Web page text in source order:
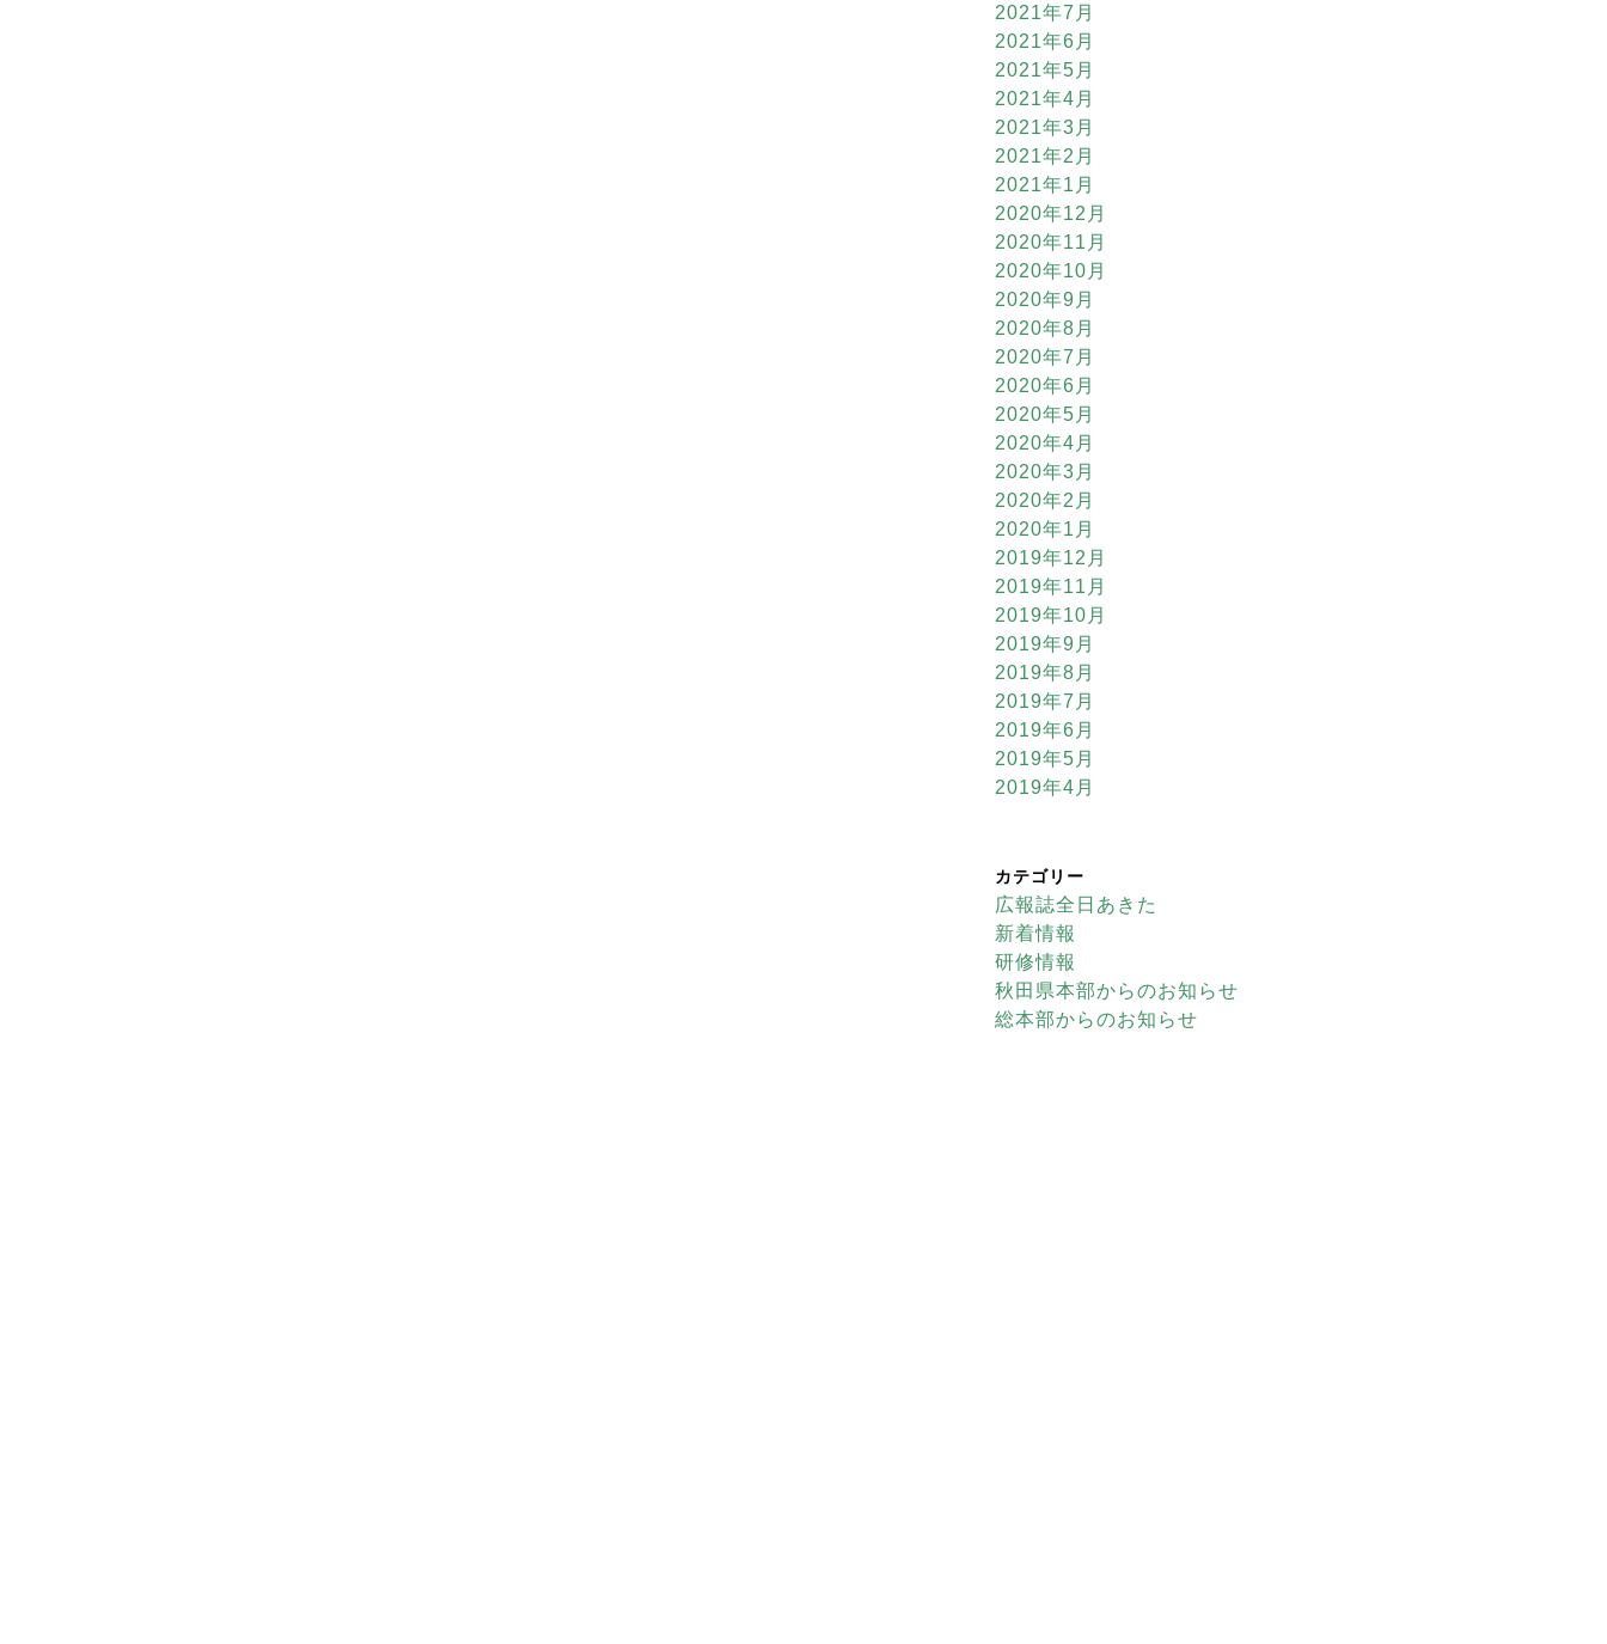
2021年7月
2021年6月
2021年5月
2021年4月
2021年3月
2021年2月
2021年1月
2020年12月
2020年11月
2020年10月
2020年9月
2020年8月
2020年7月
2020年6月
2020年5月
2020年4月
2020年3月
2020年2月
2020年1月
2019年12月
2019年11月
2019年10月
2019年9月
2019年8月
2019年7月
2019年6月
2019年5月
2019年4月
カテゴリー
広報誌全日あきた
新着情報
研修情報
秋田県本部からのお知らせ
総本部からのお知らせ